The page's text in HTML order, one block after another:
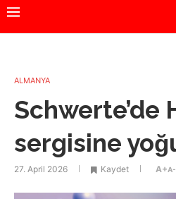
ALMANYA
Schwerte’de
sergisine
27. April 2026 Kaydet A+A-